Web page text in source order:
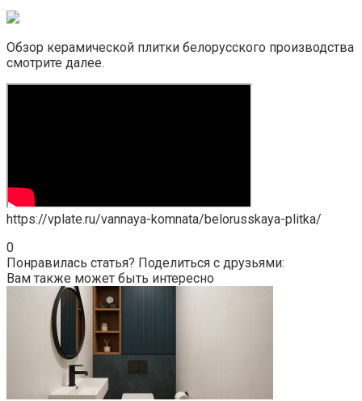
Обзор керамической плитки белорусского производства
смотрите далее.
https://vplate.ru/vannaya-komnata/belorusskaya-plitka/
0
Понравилась статья? Поделиться с друзьями:
Вам также может быть интересно